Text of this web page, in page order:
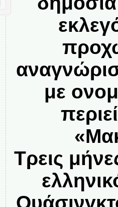
με
Τρεις